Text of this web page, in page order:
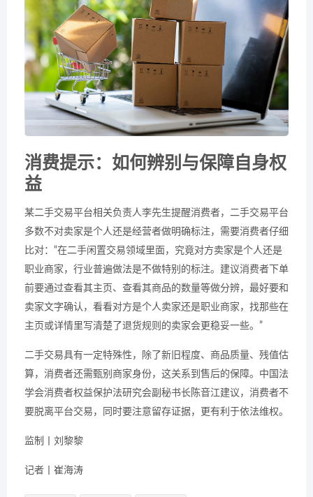
消费提示：如何辨别与保障自身权
益
某二手交易平台相关负责人李先生提醒消费者，二手交易平台
多数不对卖家是个人还是经营者做明确标注，需要消费者仔细
比对：“在二手闲置交易领域里面，究竟对方卖家是个人还是
职业商家，行业普遍做法是不做特别的标注。建议消费者下单
前要通过查看其主页、查看其商品的数量等做分辨，最好要和
卖家文字确认，看看对方是个人卖家还是职业商家，找那些在
主页或详情里写清楚了退货规则的卖家会更稳妥一些。”
二手交易具有一定特殊性，除了新旧程度、商品质量、残值估
算，消费者还需甄别商家身份，这关系到售后的保障。中国法
学会消费者权益保护法研究会副秘书长陈音江建议，消费者不
要脱离平台交易，同时要注意留存证据，更有利于依法维权。
监制丨刘黎黎
记者丨崔海涛